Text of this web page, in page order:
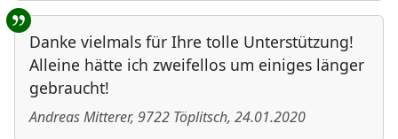
Danke vielmals für Ihre tolle Unterstützung!
Alleine hätte ich zweifellos um einiges länger
gebraucht!
Andreas Mitterer, 9722 Töplitsch, 24.01.2020